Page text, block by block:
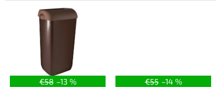
€58 –13 %
€55 –14 %